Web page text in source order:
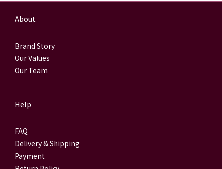
About
Brand Story
Our Values
Our Team
Help
FAQ
Delivery & Shipping
Payment